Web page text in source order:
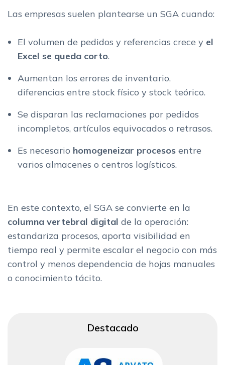
Las empresas suelen plantearse un SGA cuando:
El volumen de pedidos y referencias crece y el
Excel se queda corto.
Aumentan los errores de inventario,
diferencias entre stock físico y stock teórico.
Se disparan las reclamaciones por pedidos
incompletos, artículos equivocados o retrasos.
Es necesario homogeneizar procesos entre
varios almacenes o centros logísticos.
En este contexto, el SGA se convierte en la
columna vertebral digital de la operación:
estandariza procesos, aporta visibilidad en
tiempo real y permite escalar el negocio con más
control y menos dependencia de hojas manuales
o conocimiento tácito.
Destacado